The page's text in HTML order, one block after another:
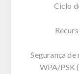
Ciclo
Segurança
WPA/PSK